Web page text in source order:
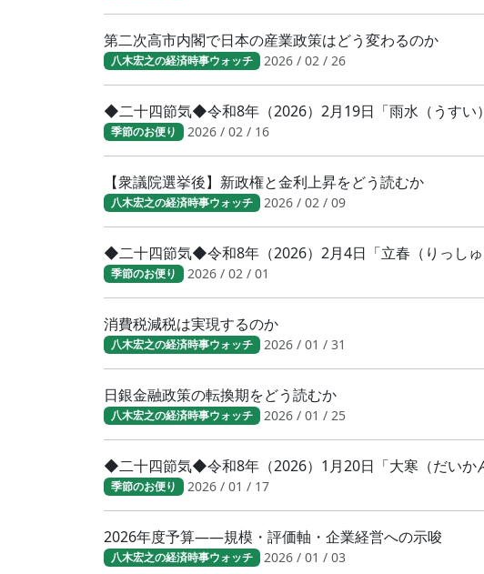
第二次高市内閣で日本の産業政策はどう変わるのか
八木宏之の経済時事ウォッチ 2026 / 02 / 26
◆二十四節気◆令和8年（2026）2月19日「雨水（うす
季節のお便り 2026 / 02 / 16
【衆議院選挙後】新政権と金利上昇をどう読むか
八木宏之の経済時事ウォッチ 2026 / 02 / 09
◆二十四節気◆令和8年（2026）2月4日「立春（りっし
季節のお便り 2026 / 02 / 01
消費税減税は実現するのか
八木宏之の経済時事ウォッチ 2026 / 01 / 31
日銀金融政策の転換期をどう読むか
八木宏之の経済時事ウォッチ 2026 / 01 / 25
◆二十四節気◆令和8年（2026）1月20日「大寒（だい
季節のお便り 2026 / 01 / 17
2026年度予算――規模・評価軸・企業経営への示唆
八木宏之の経済時事ウォッチ 2026 / 01 / 03